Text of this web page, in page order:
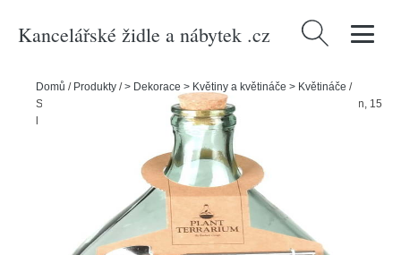
Kancelářské židle a nábytek .cz Vyhledávání
Domů / Produkty /> Dekorace > Květiny a květináče > Květináče /
Skleněné rostlinné terárium s nástroji na pěstování Esschert Design, 15